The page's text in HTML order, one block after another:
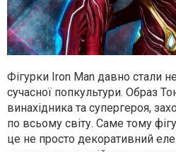
Фігурки Iron Man давно стали
сучасної попкультури. Образ
винахідника та супергероя,
по всьому світу. Саме тому
це не просто декоративний